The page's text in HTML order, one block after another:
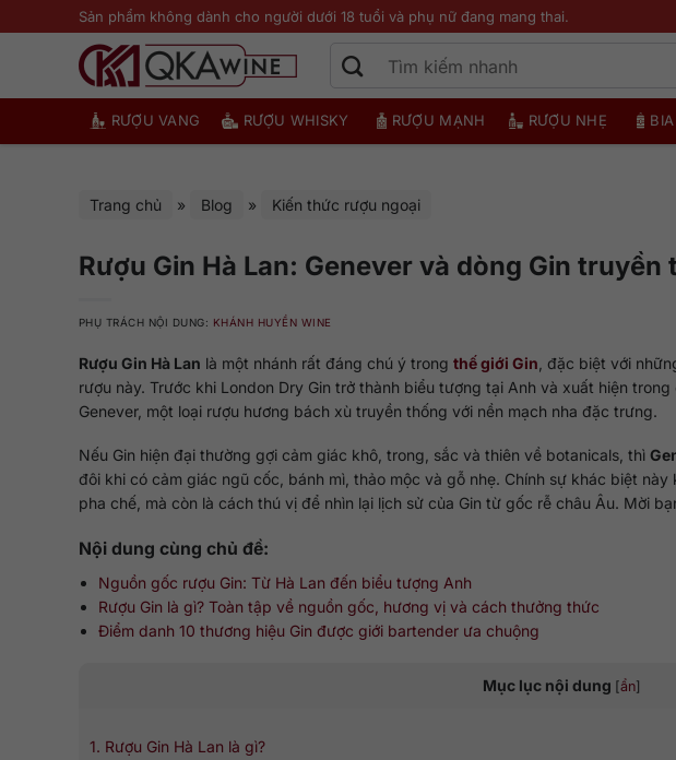
qua
Sản phẩm không dành cho người dưới 18 tuổi và phụ nữ đang mang thai.
RƯỢU VANG RƯỢU WHISKY RƯỢU MẠNH RƯỢU NHẸ
Trang chủ » Blog » Kiến thức rượu ngoại
Rượu Gin Hà Lan: Genever và dòng Gin truyền
PHỤ TRÁCH NỘI DUNG: KHÁNH HUYỀN WINE
Rượu Gin Hà Lan là một nhánh rất đáng chú ý trong thế giới Gin , đặc biệt với
rượu này. Trước khi London Dry Gin trở thành biểu tượng tại Anh và xuất hiện
Genever, một loại rượu hương bách xù truyền thống với nền mạch nha đặc trưng.
Nếu Gin hiện đại thường gợi cảm giác khô, trong, sắc và thiên về botanicals, thì
đôi khi có cảm giác ngũ cốc, bánh mì, thảo mộc và gỗ nhẹ. Chính sự khác biệt
pha chế, mà còn là cách thú vị để nhìn lại lịch sử của Gin từ gốc rễ châu Âu. Mời
Nội dung cùng chủ đề:
Nguồn gốc rượu Gin: Từ Hà Lan đến biểu tượng Anh
Rượu Gin là gì? Toàn tập về nguồn gốc, hương vị và cách thưởng thức
Điểm danh 10 thương hiệu Gin được giới bartender ưa chuộng
Mục lục nội dung [ẩn]
1. Rượu Gin Hà Lan là gì?